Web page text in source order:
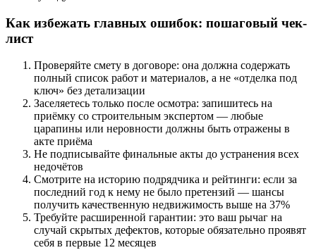
Как избежать главных ошибок: пошаговый чек-
лист
Проверяйте смету в договоре: она должна содержать
полный список работ и материалов, а не «отделка под
ключ» без детализации
Заселяетесь только после осмотра: запишитесь на
приёмку со строительным экспертом — любые
царапины или неровности должны быть отражены в
акте приёма
Не подписывайте финальные акты до устранения всех
недочётов
Смотрите на историю подрядчика и рейтинги: если за
последний год к нему не было претензий — шансы
получить качественную недвижимость выше на 37%
Требуйте расширенной гарантии: это ваш рычаг на
случай скрытых дефектов, которые обязательно проявят
себя в первые 12 месяцев